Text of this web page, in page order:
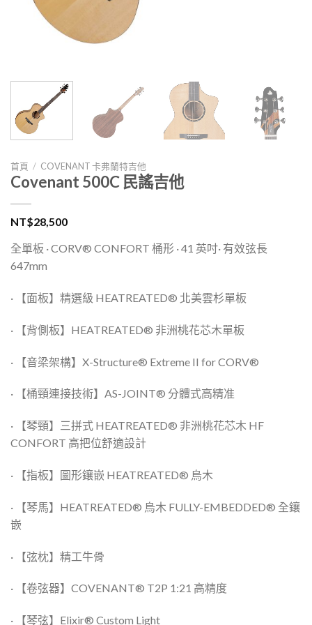
首頁 / COVENANT 卡弗蘭特吉他
Covenant 500C 民謠吉他
NT$28,500
全單板 · CORV® CONFORT 桶形 · 41 英吋· 有效弦長
647mm
· 【面板】精選級 HEATREATED® 北美雲杉單板
· 【背側板】HEATREATED® 非洲桃花芯木單板
· 【音梁架構】X-Structure® Extreme II for CORV®
· 【桶頸連接技術】AS-JOINT® 分體式高精准
· 【琴頸】三拼式 HEATREATED® 非洲桃花芯木 HF
CONFORT 高把位舒適設計
· 【指板】圖形鑲嵌 HEATREATED® 烏木
· 【琴馬】HEATREATED® 烏木 FULLY-EMBEDDED® 全鑲
嵌
· 【弦枕】精工牛骨
· 【卷弦器】COVENANT® T2P 1:21 高精度
· 【琴弦】Elixir® Custom Light